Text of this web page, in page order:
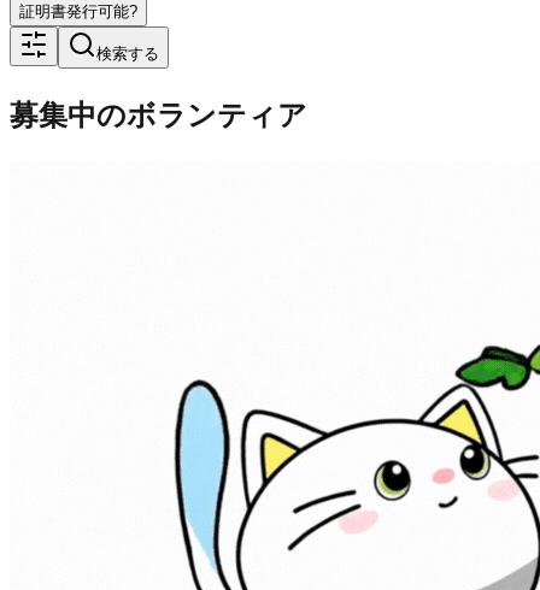
証明書発行可能?
検索する
募集中のボランティア